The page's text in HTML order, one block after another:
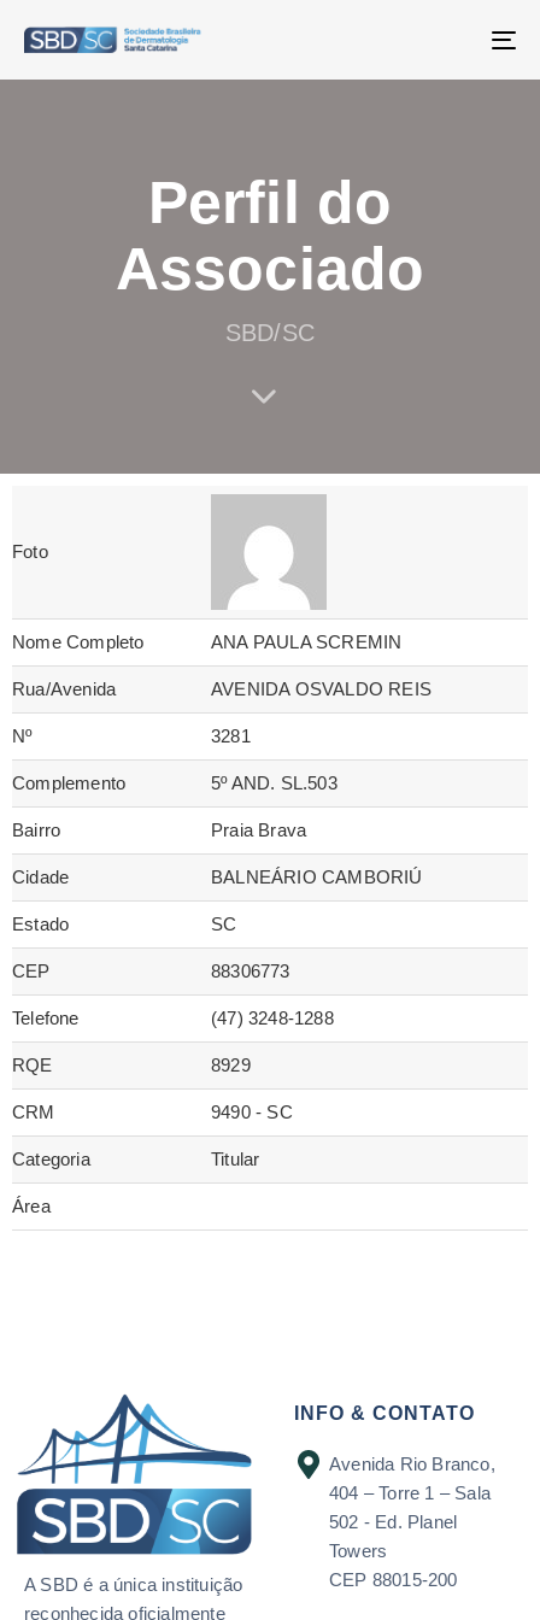
Perfil do
Associado
SBD/SC
Foto
Nome Completo ANA PAULA SCREMIN
Rua/Avenida AVENIDA OSVALDO REIS
Nº 3281
Complemento 5º AND. SL.503
Bairro Praia Brava
Cidade BALNEÁRIO CAMBORIÚ
Estado SC
CEP 88306773
Telefone (47) 3248-1288
RQE 8929
CRM 9490 - SC
Categoria Titular
Área
A SBD é a única instituição
reconhecida oficialmente
INFO & CONTATO
Avenida Rio Branco,
404 – Torre 1 – Sala
502 - Ed. Planel
Towers
CEP 88015-200